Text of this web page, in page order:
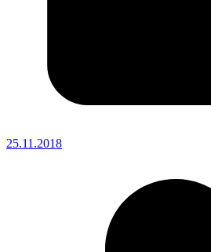
25.11.2018